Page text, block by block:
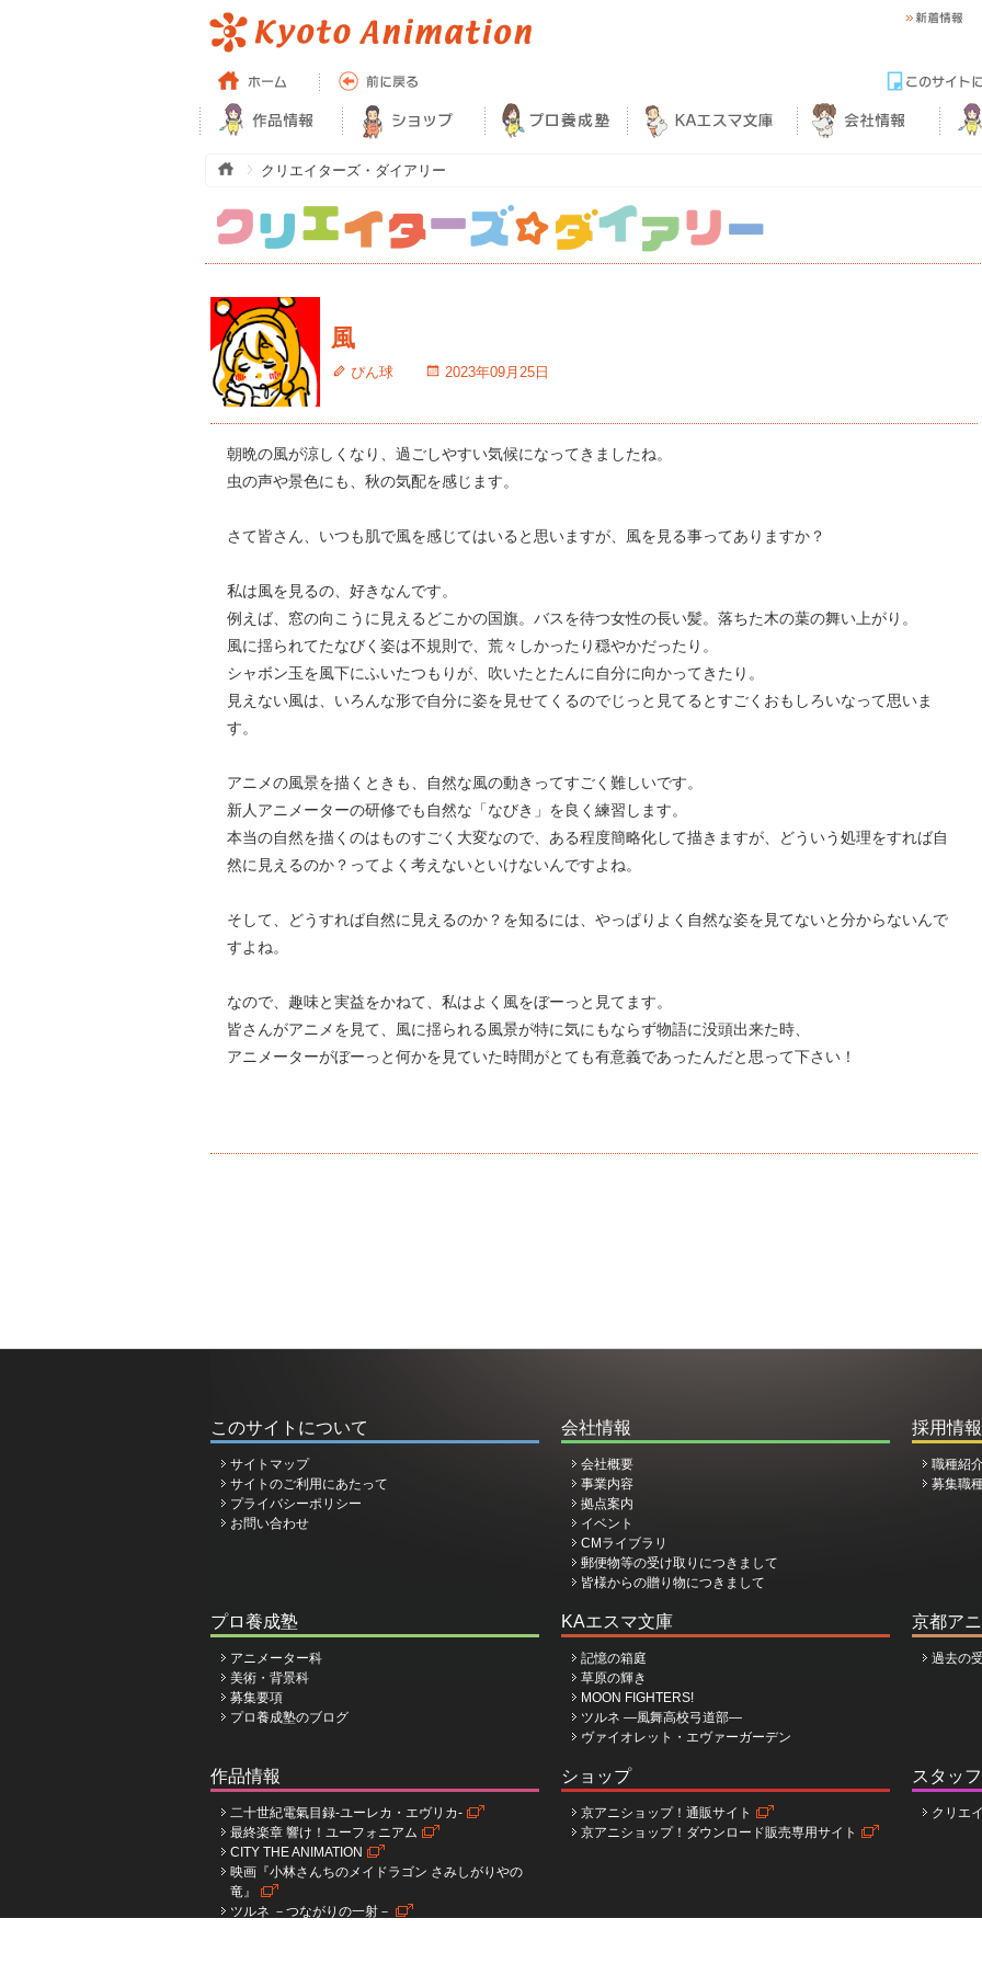
クリエイターズ・ダイアリー
風
ぴん球 2023年09月25日
朝晩の風が涼しくなり、過ごしやすい気候になってきましたね。
虫の声や景色にも、秋の気配を感じます。
さて皆さん、いつも肌で風を感じてはいると思いますが、風を見る事ってありますか？
私は風を見るの、好きなんです。
例えば、窓の向こうに見えるどこかの国旗。バスを待つ女性の長い髪。落ちた木の葉の舞い上がり。
風に揺られてたなびく姿は不規則で、荒々しかったり穏やかだったり。
シャボン玉を風下にふいたつもりが、吹いたとたんに自分に向かってきたり。
見えない風は、いろんな形で自分に姿を見せてくるのでじっと見てるとすごくおもしろいなって思いま
す。
アニメの風景を描くときも、自然な風の動きってすごく難しいです。
新人アニメーターの研修でも自然な「なびき」を良く練習します。
本当の自然を描くのはものすごく大変なので、ある程度簡略化して描きますが、どういう処理をすれば自
然に見えるのか？ってよく考えないといけないんですよね。
そして、どうすれば自然に見えるのか？を知るには、やっぱりよく自然な姿を見てないと分からないんで
すよね。
なので、趣味と実益をかねて、私はよく風をぼーっと見てます。
皆さんがアニメを見て、風に揺られる風景が特に気にもならず物語に没頭出来た時、
アニメーターがぼーっと何かを見ていた時間がとても有意義であったんだと思って下さい！
このサイトについて
サイトマップ
サイトのご利用にあたって
プライバシーポリシー
お問い合わせ
会社情報
会社概要
事業内容
拠点案内
イベント
CMライブラリ
郵便物等の受け取りにつきまして
皆様からの贈り物につきまして
採用情報
職種紹
募集職
プロ養成塾
アニメーター科
美術・背景科
募集要項
プロ養成塾のブログ
KAエスマ文庫
記憶の箱庭
草原の輝き
MOON FIGHTERS!
ツルネ ―風舞高校弓道部―
ヴァイオレット・エヴァーガーデン
京都ア
過去の
作品情報
二十世紀電氣目録-ユーレカ・エヴリカ-
最終楽章 響け！ユーフォニアム
CITY THE ANIMATION
映画『小林さんちのメイドラゴン さみしがりやの
竜』
ツルネ －つながりの一射－
ショップ
京アニショップ！通販サイト
京アニショップ！ダウンロード販売専用サイト
スタッ
クリエ